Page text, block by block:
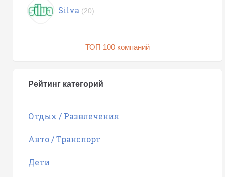
Silva (20)
ТОП 100 компаний
Рейтинг категорий
Отдых / Развлечения
Авто / Транспорт
Дети